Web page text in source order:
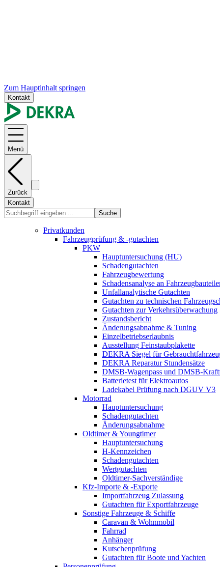
Zum Hauptinhalt springen
Kontakt
Menü
Zurück
Kontakt
Suche
Privatkunden
Fahrzeugprüfung & -gutachten
PKW
Hauptuntersuchung (HU)
Schadengutachten
Fahrzeugbewertung
Schadensanalyse an
Unfallanalytische Gutachten
Gutachten zu technischen
Gutachten zur Verkehrsüberwachung
Zustandsbericht
Änderungsabnahme & Tuning
Einzelbetriebserlaubnis
Ausstellung Feinstaubplakette
DEKRA Siegel für
DEKRA Reparatur Stundensätze
DMSB-Wagenpass und DMSB-
Batterietest für Elektroautos
Ladekabel Prüfung nach DGUV V3
Motorrad
Hauptuntersuchung
Schadengutachten
Änderungsabnahme
Oldtimer & Youngtimer
Hauptuntersuchung
H-Kennzeichen
Schadengutachten
Wertgutachten
Oldtimer-Sachverständige
Kfz-Importe & -Exporte
Importfahrzeug Zulassung
Gutachten für Exportfahrzeuge
Sonstige Fahrzeuge & Schiffe
Caravan & Wohnmobil
Fahrrad
Anhänger
Kutschenprüfung
Gutachten für Boote und Yachten